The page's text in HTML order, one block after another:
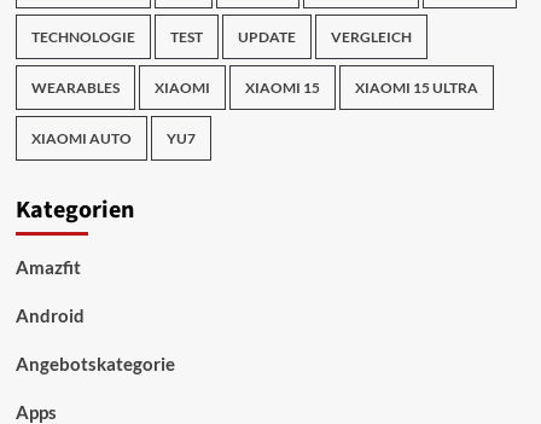
TECHNOLOGIE TEST UPDATE VERGLEICH
WEARABLES XIAOMI XIAOMI 15 XIAOMI 15 ULTRA
XIAOMI AUTO YU7
Kategorien
Amazfit
Android
Angebotskategorie
Apps